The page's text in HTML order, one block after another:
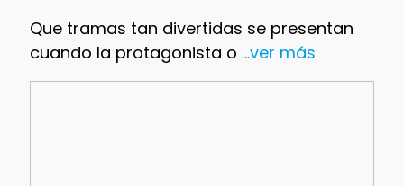
Que tramas tan divertidas se presentan
cuando la protagonista o ...ver más